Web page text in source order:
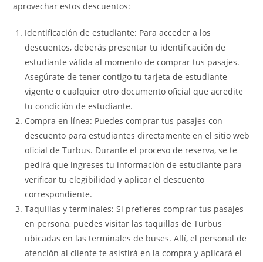
aprovechar estos descuentos:
Identificación de estudiante: Para acceder a los
descuentos, deberás presentar tu identificación de
estudiante válida al momento de comprar tus pasajes.
Asegúrate de tener contigo tu tarjeta de estudiante
vigente o cualquier otro documento oficial que acredite
tu condición de estudiante.
Compra en línea: Puedes comprar tus pasajes con
descuento para estudiantes directamente en el sitio web
oficial de Turbus. Durante el proceso de reserva, se te
pedirá que ingreses tu información de estudiante para
verificar tu elegibilidad y aplicar el descuento
correspondiente.
Taquillas y terminales: Si prefieres comprar tus pasajes
en persona, puedes visitar las taquillas de Turbus
ubicadas en las terminales de buses. Allí, el personal de
atención al cliente te asistirá en la compra y aplicará el